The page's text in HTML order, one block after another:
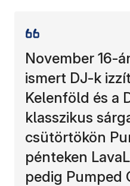
November 16-
ismert DJ-k
Kelenföld és a
klasszikus
csütörtökön
pénteken
pedig Pumped